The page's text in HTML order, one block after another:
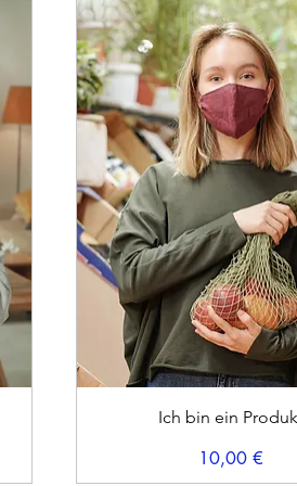
Schnellansicht
Ich bin ein
Preis
10,00 €